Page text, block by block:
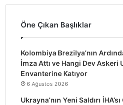
Öne Çıkan Başlıklar
Kolombiya Brezilya’nın
İmza Attı ve Hangi Dev Askeri
Envanterine Katıyor
6 Ağustos 2026
Ukrayna’nın Yeni Saldırı